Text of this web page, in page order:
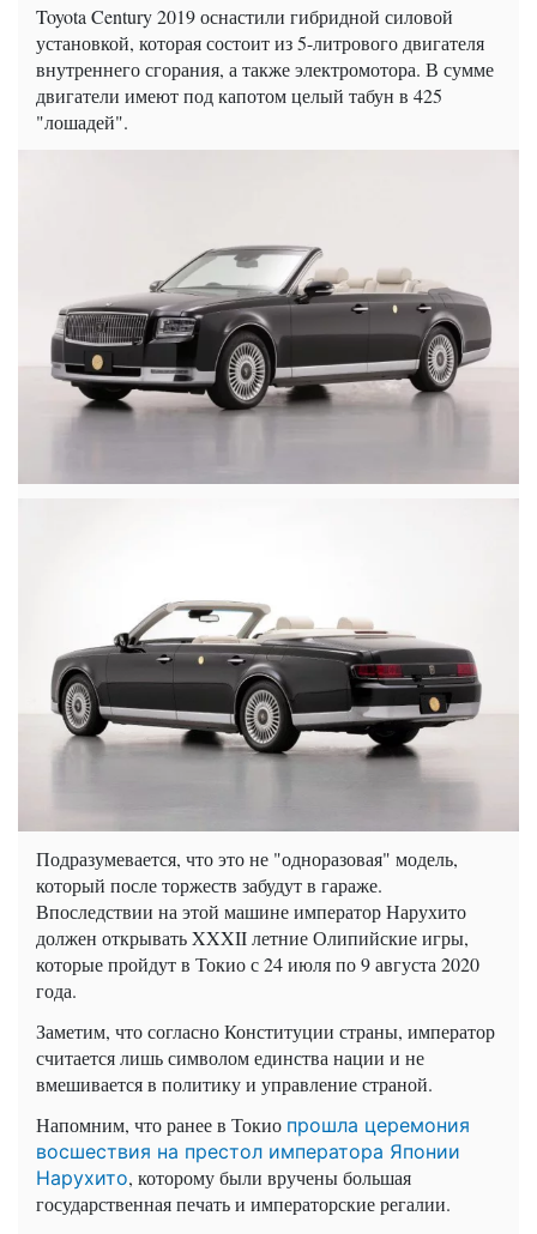
Toyota Century 2019 оснастили гибридной силовой
установкой, которая состоит из 5-литрового двигателя
внутреннего сгорания, а также электромотора. В сумме
двигатели имеют под капотом целый табун в 425
"лошадей".
Подразумевается, что это не "одноразовая" модель,
который после торжеств забудут в гараже.
Впоследствии на этой машине император Нарухито
должен открывать XXXII летние Олипийские игры,
которые пройдут в Токио с 24 июля по 9 августа 2020
года.
Заметим, что согласно Конституции страны, император
считается лишь символом единства нации и не
вмешивается в политику и управление страной.
Напомним, что ранее в Токио прошла церемония
восшествия на престол императора Японии
Нарухито, которому были вручены большая
государственная печать и императорские регалии.